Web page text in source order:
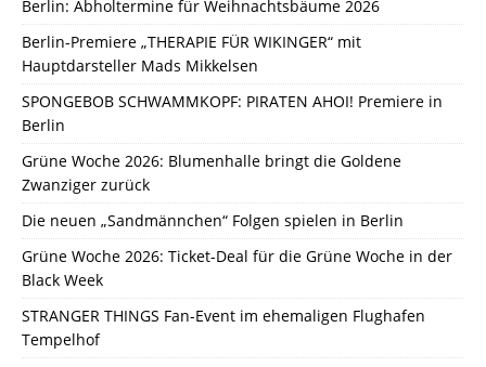
Berlin: Abholtermine für Weihnachtsbäume 2026
Berlin-Premiere „THERAPIE FÜR WIKINGER“ mit
Hauptdarsteller Mads Mikkelsen
SPONGEBOB SCHWAMMKOPF: PIRATEN AHOI! Premiere in
Berlin
Grüne Woche 2026: Blumenhalle bringt die Goldene
Zwanziger zurück
Die neuen „Sandmännchen“ Folgen spielen in Berlin
Grüne Woche 2026: Ticket-Deal für die Grüne Woche in der
Black Week
STRANGER THINGS Fan-Event im ehemaligen Flughafen
Tempelhof